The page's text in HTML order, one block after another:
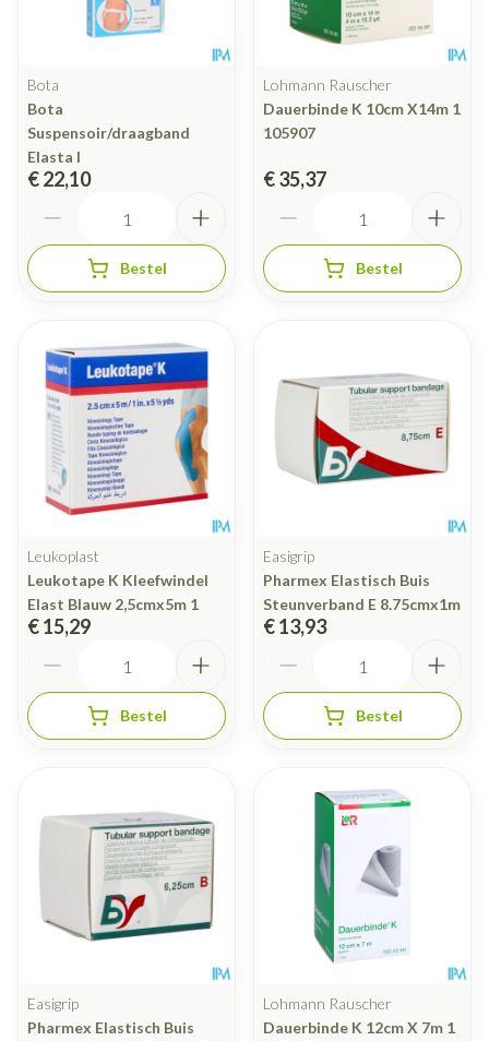
Bota
Bota
Suspensoir/draagband
Elasta l
€ 22,10
Bestel
Lohmann Rauscher
Dauerbinde K 10cm X14m 1
105907
€ 35,37
Bestel
Leukoplast
Leukotape K Kleefwindel
Elast Blauw 2,5cmx5m 1
€ 15,29
Bestel
Easigrip
Pharmex Elastisch Buis
Steunverband E 8.75cmx1m
€ 13,93
Bestel
Easigrip
Pharmex Elastisch Buis
Lohmann Rauscher
Dauerbinde K 12cm X 7m 1